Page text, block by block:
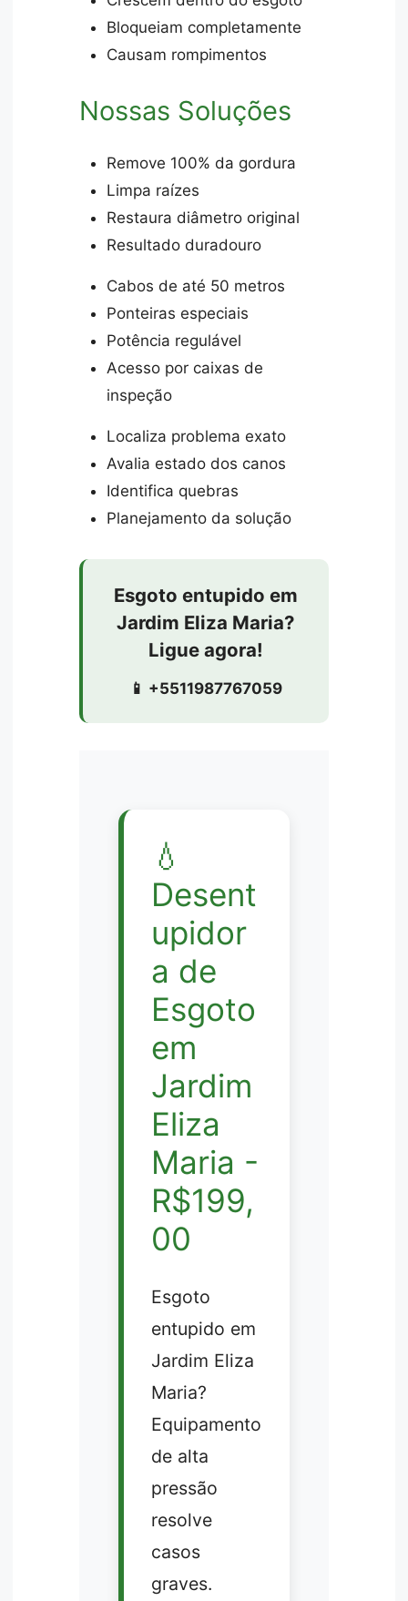
Bloqueiam completamente
Causam rompimentos
Nossas Soluções
Remove 100% da gordura
Limpa raízes
Restaura diâmetro original
Resultado duradouro
Cabos de até 50 metros
Ponteiras especiais
Potência regulável
Acesso por caixas de
inspeção
Localiza problema exato
Avalia estado dos canos
Identifica quebras
Planejamento da solução
Esgoto entupido em
Jardim Eliza Maria?
Ligue agora!
📱 +5511987767059
💧
Desent
upidor
a de
Esgoto
em
Jardim
Eliza
Maria -
R$199,
00
Esgoto
entupido em
Jardim Eliza
Maria?
Equipamento
de alta
pressão
resolve
casos
graves.